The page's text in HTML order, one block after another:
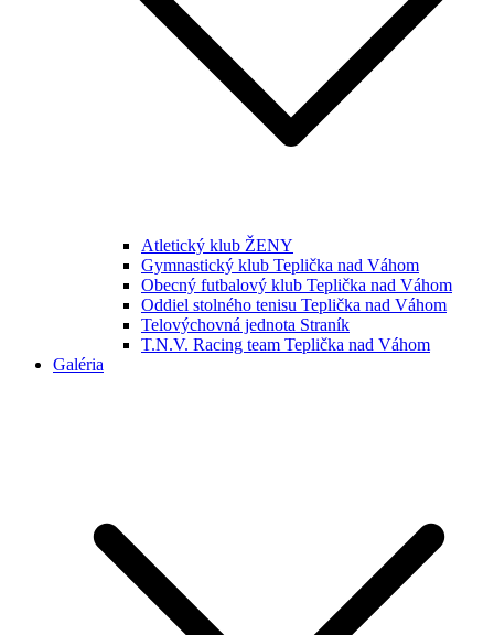
Atletický klub ŽENY
Gymnastický klub Teplička nad Váhom
Obecný futbalový klub Teplička nad Váhom
Oddiel stolného tenisu Teplička nad Váhom
Telovýchovná jednota Straník
T.N.V. Racing team Teplička nad Váhom
Galéria